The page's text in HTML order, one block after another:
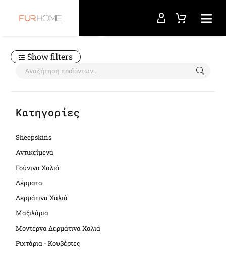
Show filters
Κατηγορίες
Sheepskins
Αντικείμενα
Γούνινα Χαλιά
Δέρματα
Δερμάτινα Χαλιά
Μαξιλάρια
Μοντέρνα Δερμάτινα Χαλιά
Ριχτάρια - Κουβέρτες